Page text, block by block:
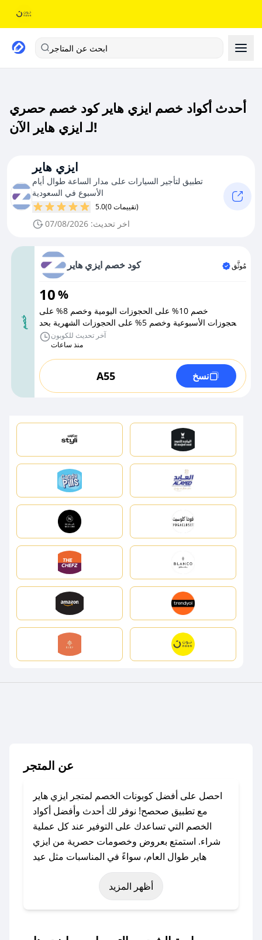
ابحث عن المتاجر
أحدث أكواد خصم ايزي هاير كود خصم حصري
لـ ايزي هاير الآن!
ايزي هاير
تطبيق لتأجير السيارات على مدار الساعة طوال أيام
الأسبوع في السعودية
5.0 (0 تقييمات)
اخر تحديث: 07/08/2026
خصم
كود خصم ايزي هاير مُوثَّق
10%
خصم 10% على الحجوزات اليومية وخصم 8% على
الحجوزات الأسبوعية وخصم 5% على الحجوزات الشهرية بحد
أقصى 100 ريال
آخر تحديث للكوبون
منذ ساعات
A55 نسخ
عن المتجر
احصل على أفضل كوبونات الخصم لمتجر ايزي هاير
مع تطبيق صحصح! نوفر لك أحدث وأفضل أكواد
الخصم التي تساعدك على التوفير عند كل عملية
شراء. استمتع بعروض وخصومات حصرية من ايزي
هاير طوال العام، سواءً في المناسبات مثل عيد
الفطر، عيد الأضحى، الجمعة البيضاء (شهر نوفمبر)،
رمضان، اليوم الوطني، يوم التأسيس، أو حتى عروض
أظهر المزيد